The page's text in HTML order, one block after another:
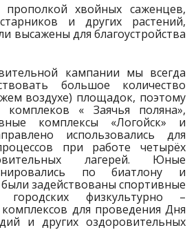
хвойных саженцев,
и других растений,
высажены для благоустройства
кампании мы всегда
большое количество
воздухе) площадок, поэтому
комплеков « Заячья поляна»,
комплексы «Логойск» и
использовались для
при работе четырёх
лагерей. Юные
по биатлону и
задействованы спортивные
физкультурно –
для проведения Дня
и других оздоровительных